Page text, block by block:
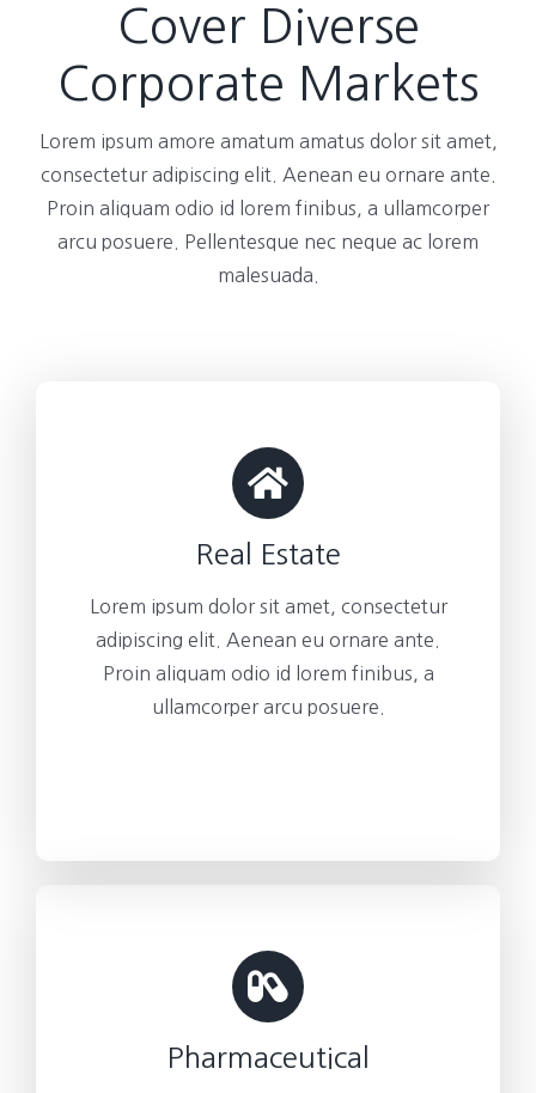
Cover Diverse
Corporate Markets
Lorem ipsum amore amatum amatus dolor sit amet,
consectetur adipiscing elit. Aenean eu ornare ante.
Proin aliquam odio id lorem finibus, a ullamcorper
arcu posuere. Pellentesque nec neque ac lorem
malesuada.
Real Estate
Lorem ipsum dolor sit amet, consectetur
adipiscing elit. Aenean eu ornare ante.
Proin aliquam odio id lorem finibus, a
ullamcorper arcu posuere.
Pharmaceutical